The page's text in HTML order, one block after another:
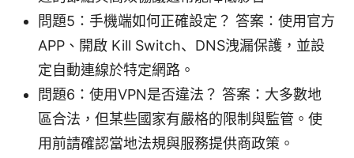
問題5：手機端如何正確設定？ 答案：使用官方
APP、開啟 Kill Switch、DNS洩漏保護，並設
定自動連線於特定網路。
問題6：使用VPN是否違法？ 答案：大多數地
區合法，但某些國家有嚴格的限制與監管。使
用前請確認當地法規與服務提供商政策。